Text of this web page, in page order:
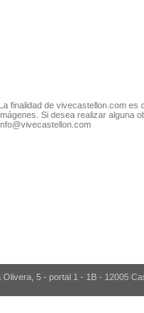
La finalidad de vivecastellon.com
Si desea realizar alguna
5 - portal 1 - 1B - 12005